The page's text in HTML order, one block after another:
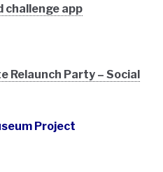
challenge app
Relaunch Party – Social
Project